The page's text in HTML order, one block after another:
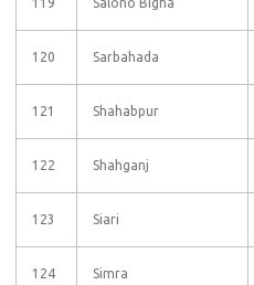
120 Sarbahada
121 Shahabpur
122 Shahganj
123 Siari
124 Simra